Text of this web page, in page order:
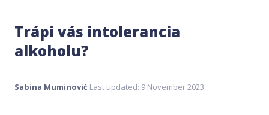
Trápi vás intolerancia
alkoholu?
Sabina Muminović Last updated: 9 November 2023